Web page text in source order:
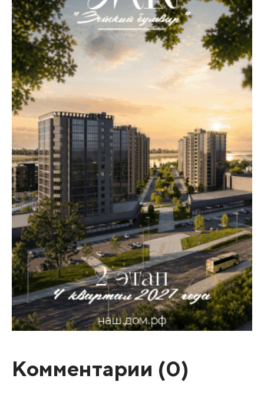
Комментарии (0)